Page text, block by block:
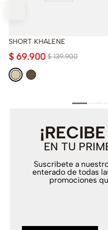
SHORT KHALENE
$ 139.900
$ 69.900
EN TU
Suscríbete a
enterado de todas
promociones